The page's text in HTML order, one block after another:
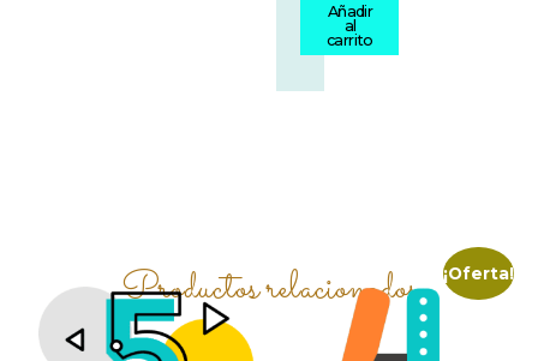
Añadir
al
carrito
Productos relacionados ¡Oferta!